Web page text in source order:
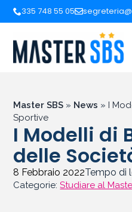
335 748 55 05
Master SBS » News » I
Sportive
I Modelli di
delle
8 Febbraio 2022Tempo di
Categorie:Studiare al